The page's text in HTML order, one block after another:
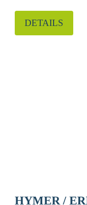
DETAILS
HYMER /